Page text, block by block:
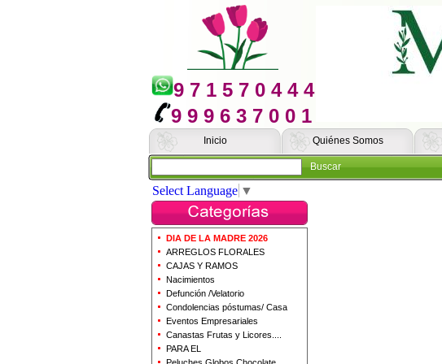
9 7 1 5 7 0 4 4 4
9 9 9 6 3 7 0 0 1
Inicio Quiénes Somos
Buscar
Select Language ▼
DIA DE LA MADRE 2026
ARREGLOS FLORALES
CAJAS Y RAMOS
Nacimientos
Defunción /Velatorio
Condolencias póstumas/ Casa
Eventos Empresariales
Canastas Frutas y Licores....
PARA EL